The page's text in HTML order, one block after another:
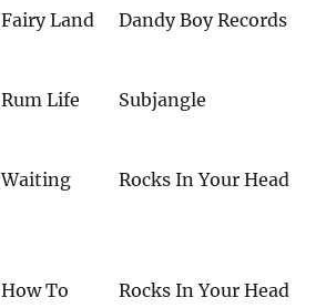
Fairy Land Dandy Boy Records
Rum Life Subjangle
Waiting Rocks In Your Head
How To
Rocks In Your Head